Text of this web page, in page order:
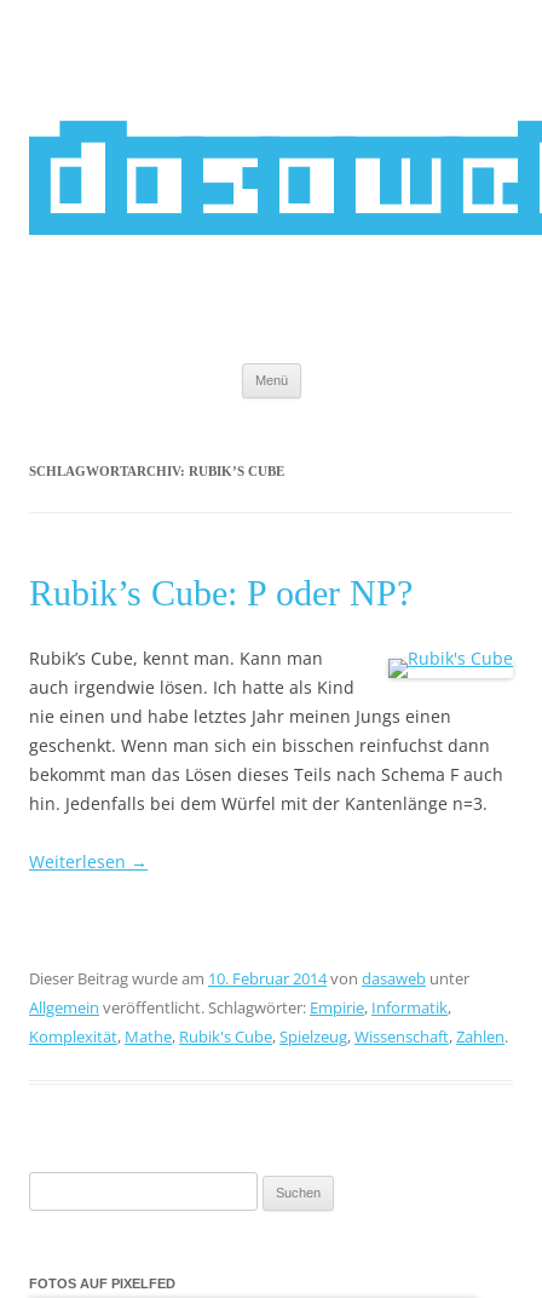
Menü
SCHLAGWORTARCHIV: RUBIK’S CUBE
Rubik’s Cube: P oder NP?
Rubik’s Cube, kennt man. Kann man
auch irgendwie lösen. Ich hatte als Kind
nie einen und habe letztes Jahr meinen Jungs einen
geschenkt. Wenn man sich ein bisschen reinfuchst dann
bekommt man das Lösen dieses Teils nach Schema F auch
hin. Jedenfalls bei dem Würfel mit der Kantenlänge n=3.
Weiterlesen →
Dieser Beitrag wurde am 10. Februar 2014von dasaweb unter
Allgemein veröffentlicht. Schlagwörter: Empirie, Informatik,
Komplexität, Mathe, Rubik's Cube,Spielzeug,Wissenschaft,Zahlen.
nach:
FOTOS AUF PIXELFED